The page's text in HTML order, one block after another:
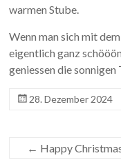
warmen Stube.
Wenn man sich mit
eigentlich ganz
geniessen die sonnigen
28. Dezember 2024
← Happy